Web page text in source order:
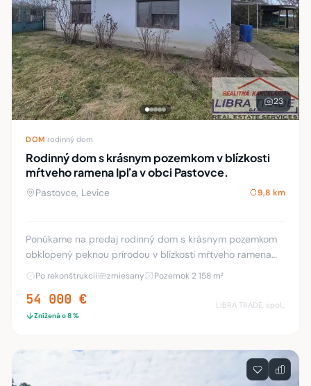
23
DOM rodinný dom
Rodinný dom s krásnym pozemkom v blízkosti
mŕtveho ramena Ipľa v obci Pastovce.
Pastovce, Levice 9,8 km
Ponúkame na predaj rodinný dom s krásnym pozemkom
obklopený peknou prírodou v blízkosti mŕtveho ramena
Ipľa v obci Pastovce. Priestranný dom s pekným
pozemkom je vo veľmi dobrej lokalite v centre obc
Po rekonštrukcii zmiesany Pozemok 2 158 m²
54 000 €
Znížená o 8 %
LIBRA TRADE, spol.s.r.o.